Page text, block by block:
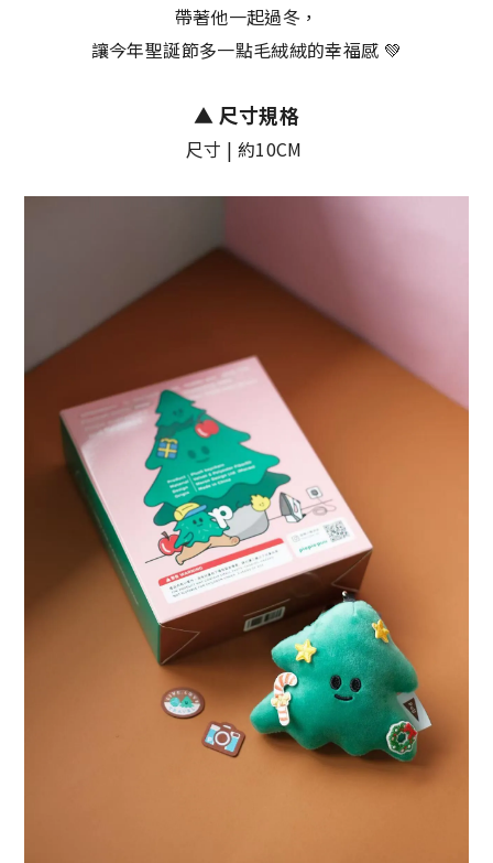
帶著他一起過冬，
讓今年聖誕節多一點毛絨絨的幸福感 💚
▲ 尺寸規格
尺寸 | 約10CM